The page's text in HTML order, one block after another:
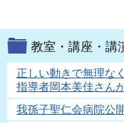
教室・講座・講
正しい動きで無理な
指導者岡本美佳さん
我孫子聖仁会病院公